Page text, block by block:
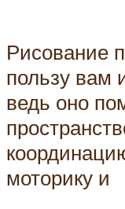
Рисование
пользу
ведь оно
моторику и